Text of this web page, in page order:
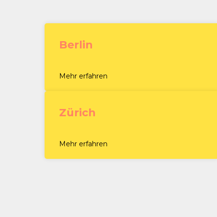
Berlin
Mehr erfahren
Zürich
Mehr erfahren